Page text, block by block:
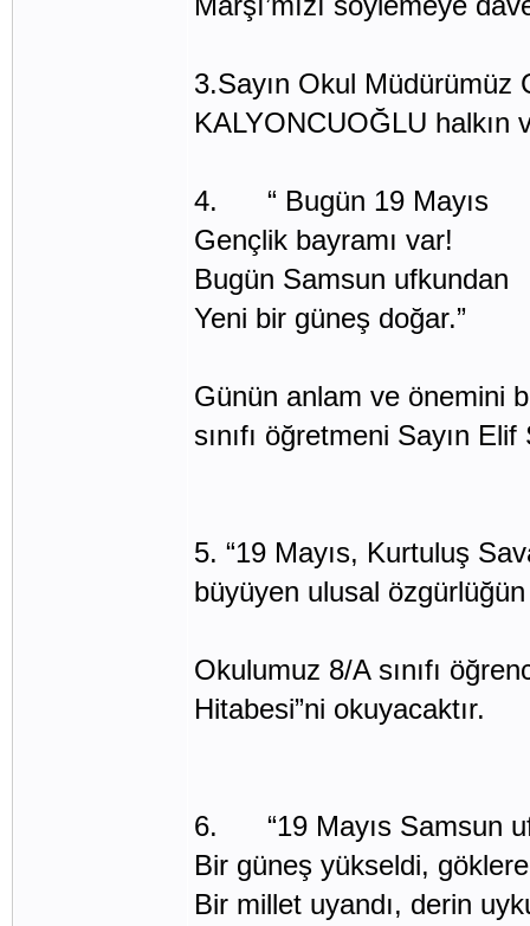
3.Sayın Okul Müdürümüz
KALYONCUOĞLU halkın
4. “ Bugün 19 Mayıs
Gençlik bayramı var!
Bugün Samsun ufkundan
Yeni bir güneş doğar.”
Günün anlam ve önemini
sınıfı öğretmeni Sayın
5. “19 Mayıs, Kurtuluş
büyüyen ulusal
Okulumuz 8/A sınıfı
Hitabesi”ni okuyacaktır.
6. “19 Mayıs Samsun
Bir güneş yükseldi,
Bir millet uyandı, derin